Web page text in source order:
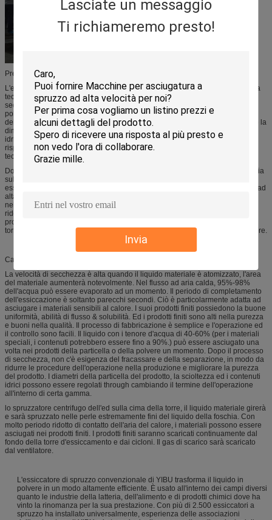
Lasciate un messaggio
Ti richiameremo presto!
Invia
Prefazione
L'essiccaggio per polverizzazione è la tecnologia più ampiamente usata nella
tecnologia liquida che modella e nell'industria di secchezza. La tecnologia di
secchezza è più adatta a produrre i prodotti solidi della particella o della
polvere dai materiali liquidi, come: stati capaci della pasta della soluzione,
dell'emulsione, della sospensione e della pompa. Per questo motivo, quando la
dimensione delle particelle e la distribuzione dei prodotti finiti, dei contenuti
idrici residui, della densità di volume e della forma della particella devono
rispettare la norma precisa, l'essiccaggio per polverizzazione è una delle
tecnologie desiderate.
Dopo filtrato e riscaldato l'aria prendpartee al distributore commerciale dell'aria
sulla cima dell'essiccatore. L'aria calda prendpartee uniformemente al locale
essiccatoio nella forma a spirale. Passando tramite lo spruzzatore centrifugo ad
alta velocità sulla cima della torre, il liquido materiale girerà e sarà spruzzato
nelle perle estremamente fini del liquido della foschia. Con molto periodo
ridotto di contatto dell'aria del calore, i materiali possono essere asciugati nei
prodotti finiti. I prodotti finiti saranno scaricati continuamente dal fondo della
torre d'essiccamento e dai cicloni. Il gas di scarico sarà scaricato dal ventilatore.
Caratteristica:
La velocità di secchezza è alta quando il liquido materiale è atomizzato, l'area
del materiale aumenterà notevolmente. Nel flusso ad aria calda, 95%-98%
dell'acqua può essere evaporato ad un momento. Il periodo di completamento
dell'essiccazione è soltanto parecchi secondi. Ciò è particolarmente adatta ad
asciugare i materiali sensibili al calore. I suoi prodotti finiti possiedono la buone
uniformità, abilità di flusso & solubilità. Ed i prodotti finiti sono alti nella purezza
e buoni nella qualità. Il processo di fabbricazione è semplice e l'operazione ed
il controllo sono facili. Il liquido con i tenore d'acqua di 40-60% (per i materiali
speciali, i contenuti potrebbero essere fino a 90%.) può essere asciugato una
volta nei prodotti della particella o della polvere un momento. Dopo il processo
di secchezza, non c'è esigenza del fracassare e della separazione, in modo da
ridurre le procedure dell'operazione nella produzione e migliorare la purezza
del prodotto. I diametri della particella del prodotto, la scioltezza ed i contenuti
idrici possono essere regolati through cambiando il termine dell'operazione
all'interno di certa gamma.
lo spruzzatore centrifugo dell'ed sulla cima della torre, il liquido materiale girerà
e sarà spruzzato nelle perle estremamente fini del liquido della foschia. Con
molto periodo ridotto di contatto dell'aria del calore, i materiali possono essere
asciugati nei prodotti finiti. I prodotti finiti saranno scaricati continuamente dal
fondo della torre d'essiccamento e dai cicloni. Il gas di scarico sarà scaricato
dal ventilatore.
L'essiccatore di spruzzo convenzionale di YIBU trasforma il liquido in
polvere in un modo altamente efficiente. È usato all'interno dei campi diversi
quanto le industrie della latteria, dell'alimento e di prodotti chimici dove ha
vinto la rinomanza per la sua prestazione. Con più di 2.500 essiccatori a
spruzzo ha installato universalmente, esperienza delle associazioni